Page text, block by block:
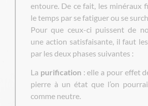
entoure. De ce fait, les minéraux
le temps par se fatiguer ou se
Pour que ceux-ci puissent de
une action satisfaisante, il faut
par les deux phases suivantes :
La purification : elle a pour effet
pierre à un état que l’on
comme neutre.